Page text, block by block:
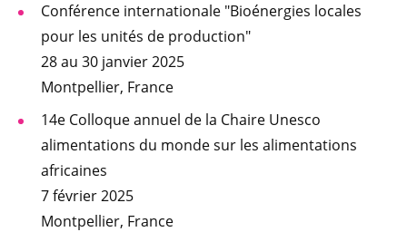
Conférence internationale "Bioénergies locales
pour les unités de production"
28 au 30 janvier 2025
Montpellier, France
14e Colloque annuel de la Chaire Unesco
alimentations du monde sur les alimentations
africaines
7 février 2025
Montpellier, France